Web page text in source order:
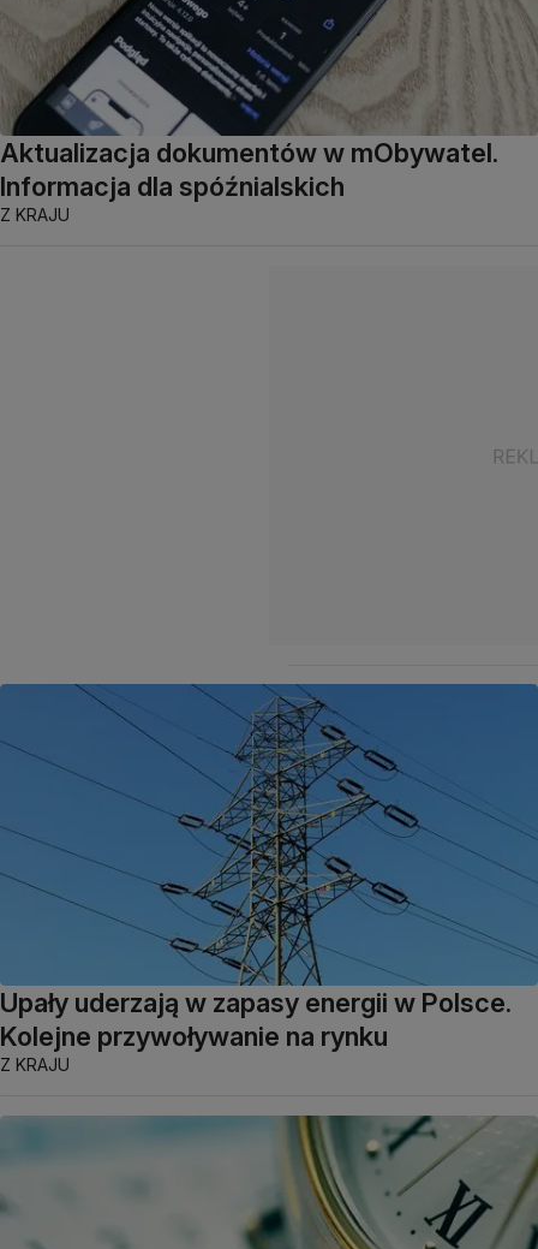
Aktualizacja dokumentów w mObywatel.
Informacja dla spóźnialskich
Z KRAJU
Upały uderzają w zapasy energii w Polsce.
Kolejne przywoływanie na rynku
Z KRAJU